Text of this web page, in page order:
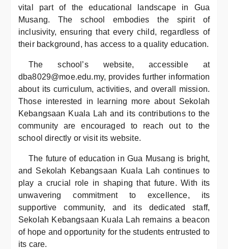
vital part of the educational landscape in Gua
Musang. The school embodies the spirit of
inclusivity, ensuring that every child, regardless of
their background, has access to a quality education.
The school’s website, accessible at
dba8029@moe.edu.my, provides further information
about its curriculum, activities, and overall mission.
Those interested in learning more about Sekolah
Kebangsaan Kuala Lah and its contributions to the
community are encouraged to reach out to the
school directly or visit its website.
The future of education in Gua Musang is bright,
and Sekolah Kebangsaan Kuala Lah continues to
play a crucial role in shaping that future. With its
unwavering commitment to excellence, its
supportive community, and its dedicated staff,
Sekolah Kebangsaan Kuala Lah remains a beacon
of hope and opportunity for the students entrusted to
its care.